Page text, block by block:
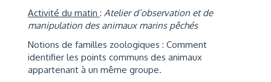
Activité du matin : Atelier d’observation et de
manipulation des animaux marins pêchés
Notions de familles zoologiques : Comment
identifier les points communs des animaux
appartenant à un même groupe.